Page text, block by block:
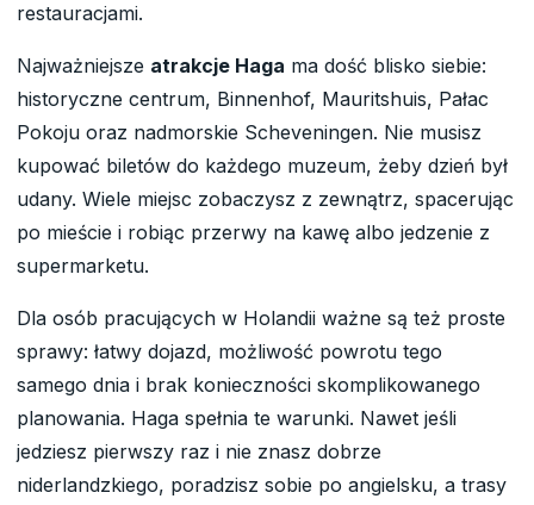
restauracjami.
Najważniejsze atrakcje Haga ma dość blisko siebie:
historyczne centrum, Binnenhof, Mauritshuis, Pałac
Pokoju oraz nadmorskie Scheveningen. Nie musisz
kupować biletów do każdego muzeum, żeby dzień był
udany. Wiele miejsc zobaczysz z zewnątrz, spacerując
po mieście i robiąc przerwy na kawę albo jedzenie z
supermarketu.
Dla osób pracujących w Holandii ważne są też proste
sprawy: łatwy dojazd, możliwość powrotu tego
samego dnia i brak konieczności skomplikowanego
planowania. Haga spełnia te warunki. Nawet jeśli
jedziesz pierwszy raz i nie znasz dobrze
niderlandzkiego, poradzisz sobie po angielsku, a trasy